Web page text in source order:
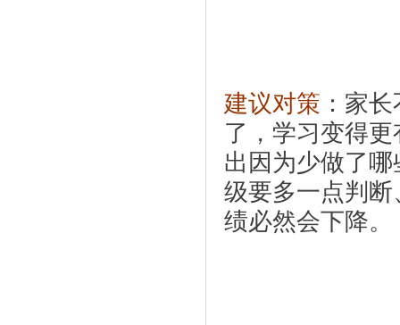
建议对策 ：家
了，学习变得
出因为少做了
级要多一点判
绩必然会下降。